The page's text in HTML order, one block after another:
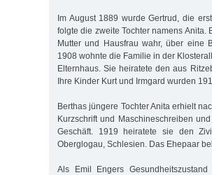
Im August 1889 wurde Gertrud, die
folgte die zweite Tochter namens
Mutter und Hausfrau wahr, über eine
1908 wohnte die Familie in der
Elternhaus. Sie heiratete den aus
Ihre Kinder Kurt und Irmgard wurden
Berthas jüngere Tochter Anita erhielt
Kurzschrift und Maschineschreiben
Geschäft. 1919 heiratete sie den
Oberglogau, Schlesien. Das Ehepaar
Als Emil Engers